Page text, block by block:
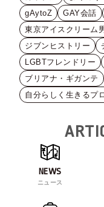
gAytoZ
GAY会話
東京アイスクリーム
ジブンヒストリー
LGBTフレンドリー
ブリアナ・ギガンテ
自分らしく生きるプ
NEWS
ニュース